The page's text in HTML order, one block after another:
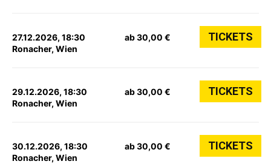
27.12.2026, 18:30
Ronacher, Wien
ab 30,00 € TICKETS
29.12.2026, 18:30
Ronacher, Wien
ab 30,00 € TICKETS
30.12.2026, 18:30
Ronacher, Wien
ab 30,00 € TICKETS